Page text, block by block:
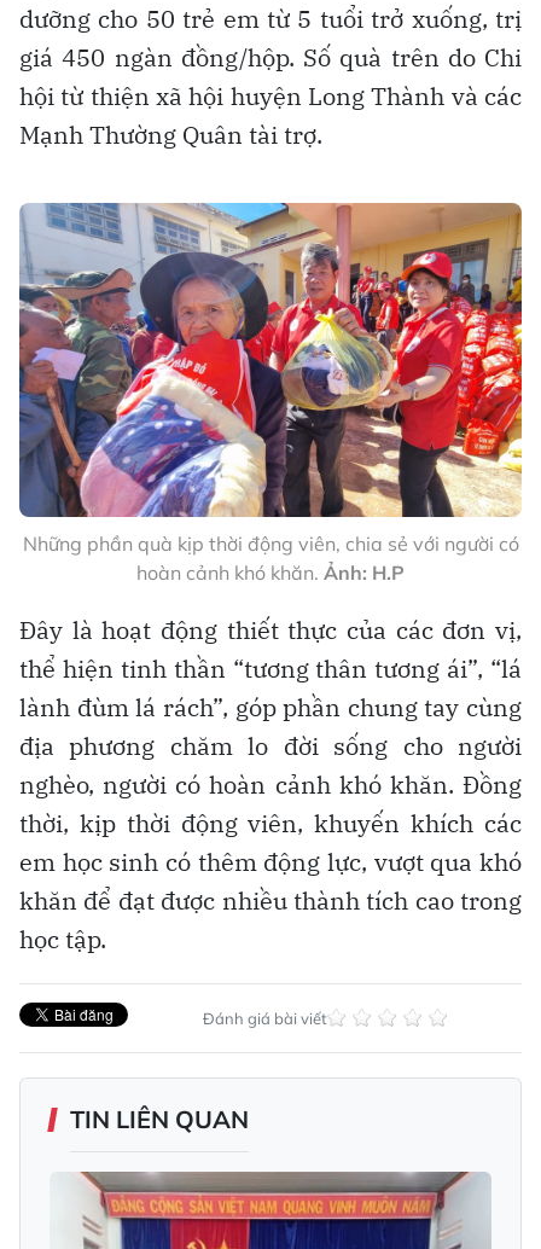
dưỡng cho 50 trẻ em từ 5 tuổi trở xuống, trị
giá 450 ngàn đồng/hộp. Số quà trên do Chi
hội từ thiện xã hội huyện Long Thành và các
Mạnh Thường Quân tài trợ.
Những phần quà kịp thời động viên, chia sẻ với người có
hoàn cảnh khó khăn. Ảnh: H.P
Đây là hoạt động thiết thực của các đơn vị,
thể hiện tinh thần “tương thân tương ái”, “lá
lành đùm lá rách”, góp phần chung tay cùng
địa phương chăm lo đời sống cho người
nghèo, người có hoàn cảnh khó khăn. Đồng
thời, kịp thời động viên, khuyến khích các
em học sinh có thêm động lực, vượt qua khó
khăn để đạt được nhiều thành tích cao trong
học tập.
Đánh giá bài viết
TIN LIÊN QUAN